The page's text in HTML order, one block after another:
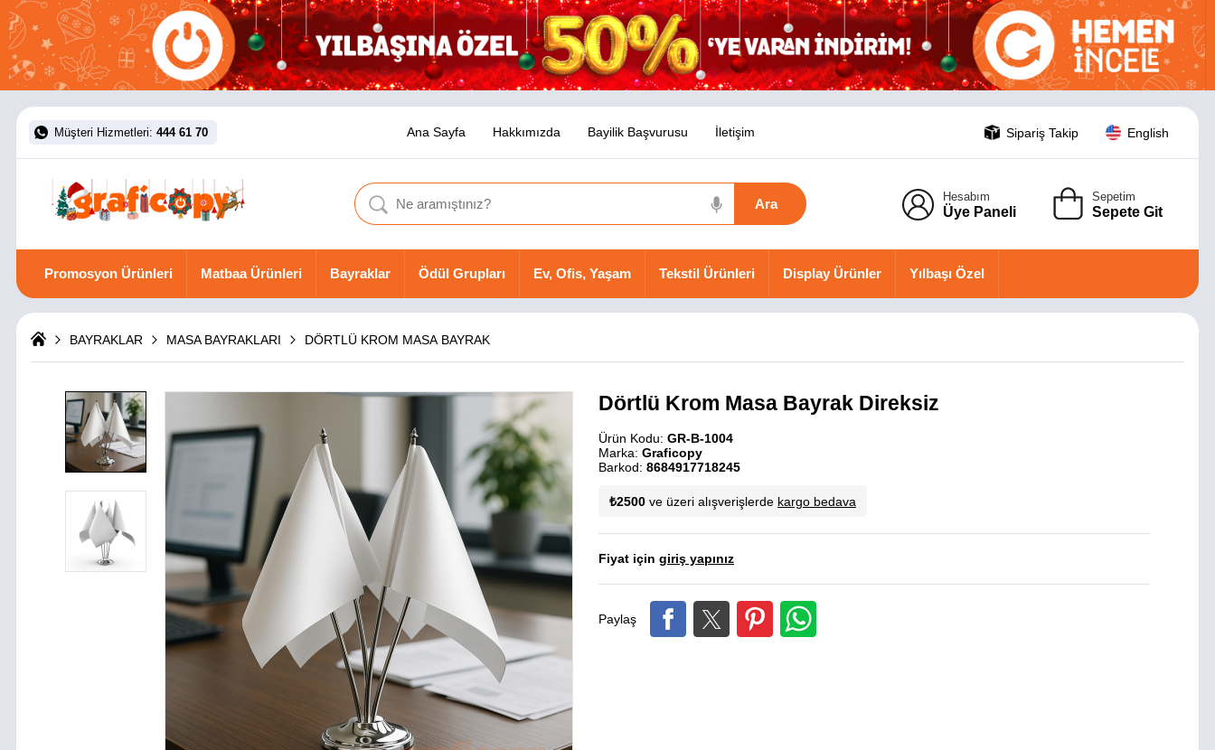
Müşteri Hizmetleri: 444 61 70 Ana Sayfa Hakkımızda Bayilik Başvurusu İletişim Sipariş Takip English
Hesabım
Üye Paneli
Sepetim
Sepete Git
Promosyon Ürünleri Matbaa Ürünleri Bayraklar Ödül Grupları Ev, Ofis, Yaşam Tekstil Ürünleri Display Ürünler Yılbaşı Özel
BAYRAKLAR MASA BAYRAKLARI DÖRTLÜ KROM MASA BAYRAK
Dörtlü Krom Masa Bayrak Direksiz
Ürün Kodu: GR-B-1004
Marka: Graficopy
Barkod: 8684917718245
₺2500 ve üzeri alışverişlerde kargo bedava
Fiyat için giriş yapınız
Paylaş